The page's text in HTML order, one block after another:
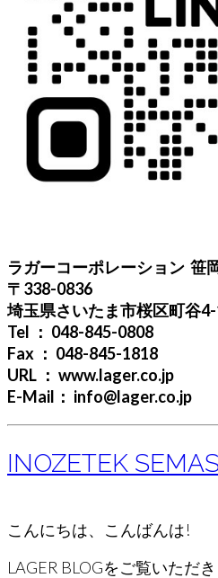
ラガーコーポレーション 笹
〒338-0836
埼玉県さいたま市桜区町谷
Tel ： 048-845-0808
Fax ： 048-845-1818
URL ： www.lager.co.jp
E-Mail： info@lager.co.jp
INOZETEK
こんにちは、こんばんは!
LAGER BLOGをご覧いただ